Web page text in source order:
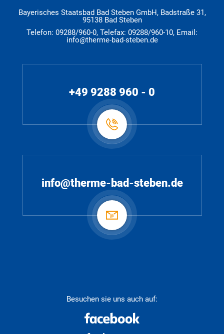
Bayerisches Staatsbad Bad Steben GmbH, Badstraße 31,
95138 Bad Steben
Telefon: 09288/960-0, Telefax: 09288/960-10, Email:
info@therme-bad-steben.de
+49 9288 960 - 0
info@therme-bad-steben.de
Besuchen sie uns auch auf: